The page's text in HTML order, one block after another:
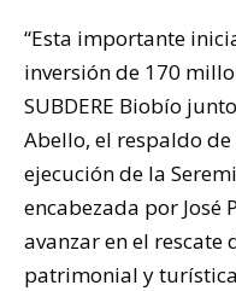
“Esta importante
inversión de 170
SUBDERE Biobío
Abello, el respaldo
ejecución de la
encabezada por José
avanzar en el
patrimonial y